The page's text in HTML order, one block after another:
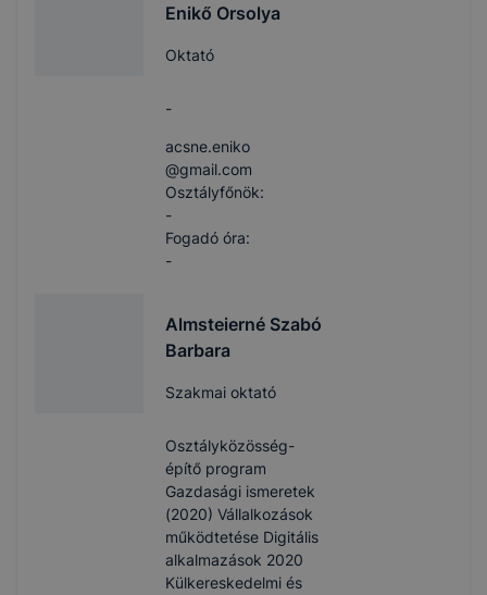
Enikő Orsolya
Oktató
-
acsne.eniko​
@gmail.com
Osztályfőnök:
-
Fogadó óra:
-
Almsteierné Szabó
Barbara
Szakmai oktató
Osztályközösség-
építő program
Gazdasági ismeretek
(2020) Vállalkozások
működtetése Digitális
alkalmazások 2020
Külkereskedelmi és